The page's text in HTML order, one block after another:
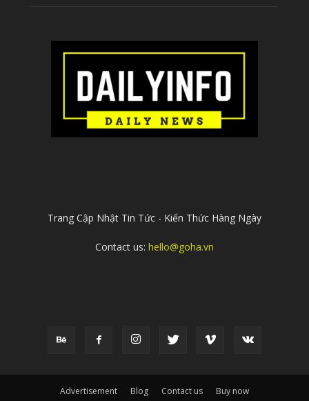
Trang Cập Nhật Tin Tức - Kiến Thức Hàng Ngày
Contact us: hello@goha.vn
Advertisement Blog Contact us Buy now